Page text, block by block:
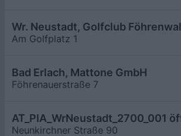
Wr. Neustadt, Golfclub
Am Golfplatz 1
Bad Erlach, Mattone GmbH
Föhrenauerstraße 7
AT_PIA_WrNeustadt_2700_001
Neunkirchner Straße 90